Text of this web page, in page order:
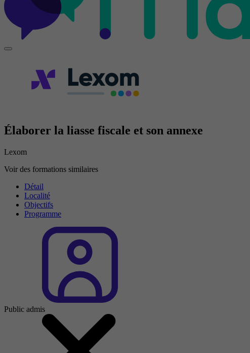
Élaborer la liasse fiscale et son annexe
Lexom
Voir des formations similaires
Détail
Localité
Objectifs
Programme
Public admis